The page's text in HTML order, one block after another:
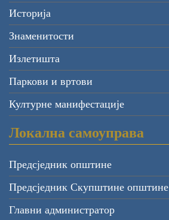
Историја
Знаменитости
Излетишта
Паркови и вртови
Културне манифестације
Локална самоуправа
Предсједник општине
Предсједник Скупштине општине
Главни администратор